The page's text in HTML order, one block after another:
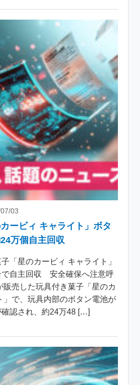
03
ービィ キャライト」ボタ
万個自主回収
「星のカービィ キャライト」
で自主回収 安全確保へ注意呼
販売した玩具付き菓子「星のカ
」で、玩具内部のボタン電池が
認され、約24万48 […]